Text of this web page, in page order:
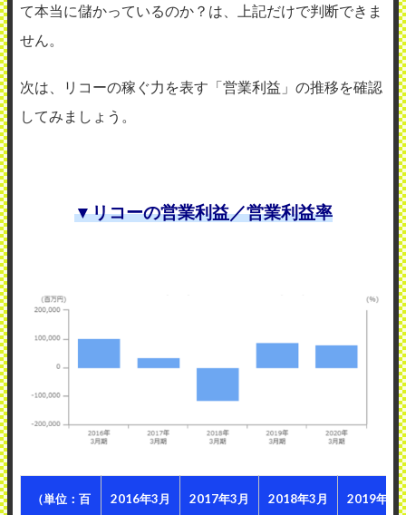
て本当に儲かっているのか？は、上記だけで判断できま
せん。
次は、リコーの稼ぐ力を表す「営業利益」の推移を確認
してみましょう。
▼リコーの営業利益／営業利益率
（単位：百
2016年3月
2017年3月
2018年3月
2019年3月